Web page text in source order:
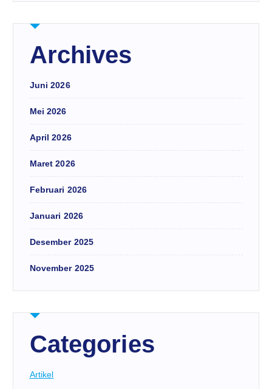
Archives
Juni 2026
Mei 2026
April 2026
Maret 2026
Februari 2026
Januari 2026
Desember 2025
November 2025
Categories
Artikel